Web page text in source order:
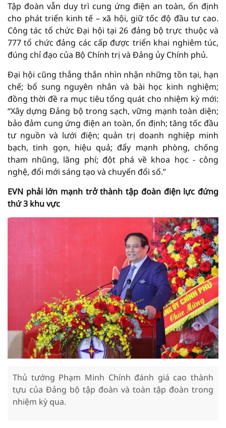
Tập đoàn vẫn duy trì cung ứng điện an toàn, ổn định
cho phát triển kinh tế – xã hội, giữ tốc độ đầu tư cao.
Công tác tổ chức Đại hội tại 26 đảng bộ trực thuộc và
777 tổ chức đảng các cấp được triển khai nghiêm túc,
đúng chỉ đạo của Bộ Chính trị và Đảng ủy Chính phủ.
Đại hội cũng thẳng thắn nhìn nhận những tồn tại, hạn
chế; bổ sung nguyên nhân và bài học kinh nghiệm;
đồng thời đề ra mục tiêu tổng quát cho nhiệm kỳ mới:
“Xây dựng Đảng bộ trong sạch, vững mạnh toàn diện;
bảo đảm cung ứng điện an toàn, ổn định; tăng tốc đầu
tư nguồn và lưới điện; quản trị doanh nghiệp minh
bạch, tinh gọn, hiệu quả; đẩy mạnh phòng, chống
tham nhũng, lãng phí; đột phá về khoa học - công
nghệ, đổi mới sáng tạo và chuyển đổi số.”
EVN phải lớn mạnh trở thành tập đoàn điện lực đứng
thứ 3 khu vực
Thủ tướng Phạm Minh Chính đánh giá cao thành
tựu của Đảng bộ tập đoàn và toàn tập đoàn trong
nhiệm kỳ qua.